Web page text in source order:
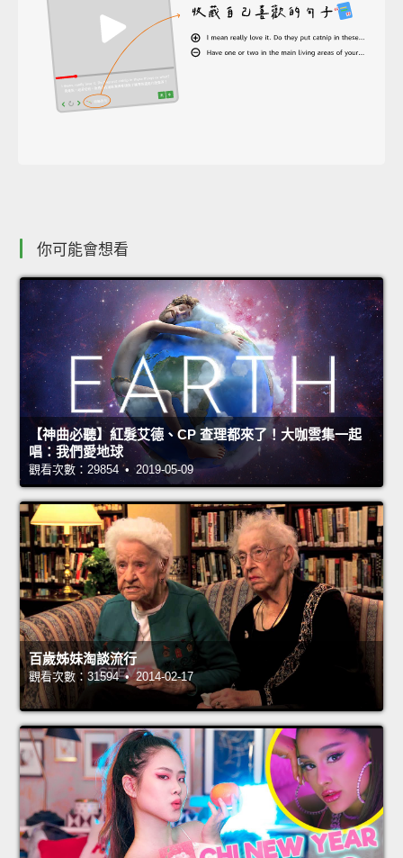
你可能會想看
【神曲必聽】紅髮艾德、CP 查理都來了！大咖雲集一起
唱：我們愛地球
觀看次數：29854 • 2019-05-09
百歲姊妹淘談流行
觀看次數：31594 • 2014-02-17